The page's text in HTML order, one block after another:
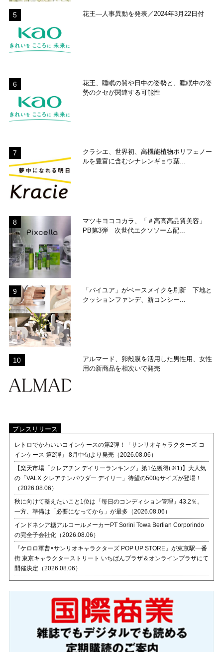
花王―人事異動を発表／2024年3月22日付
花王、睡眠の質や日中の姿勢と、睡眠中の姿
勢のクセが関連する可能性
クラシエ、世界初、高機能植物ポリフェノー
ルを豊富に含むシナレンギョウ葉...
マツキヨココカラ、「＃高高高品質美容」
PB第3弾 次世代エクソソーム配...
「バイユア」がベースメイクを刷新 下地と
クッションファンデ、新コンシー...
アルマード、卵殻膜を活用した男性用、女性
用の新商品を相次いで発売
プレスリリース
レトロでかわいいコインケースの第2弾！「サンリオキャラクターズ コ
インケース 第2弾」 8月中旬より発売（2026.08.06）
【楽天市場「クレアチン デイリーランキング」第1位獲得(※1)】大人気
の「VALX クレアチンパウダー デイリー」待望の500gサイズが登場！
（2026.08.06）
秋に向けて整えたいこと1位は「毎日のコンディション管理」43.2％。
一方、準備は「必要になってから」が最多（2026.08.06）
インドネシア糖アルコールメーカーPT Sorini Towa Berlian Corporindo
の完全子会社化（2026.08.06）
『ケロロ軍曹×サンリオキャラクターズ POP UP STORE』が東京駅一番
街 東京キャラクターストリート いちばんプラザ＆オンラインプラザにて
開催決定（2026.08.06）